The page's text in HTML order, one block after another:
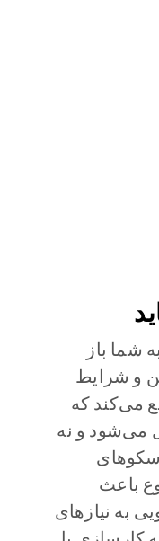
شما باز
و شرایط
می‌کند که
می‌شود و نه
سکوهای
باعث
به نیازهای